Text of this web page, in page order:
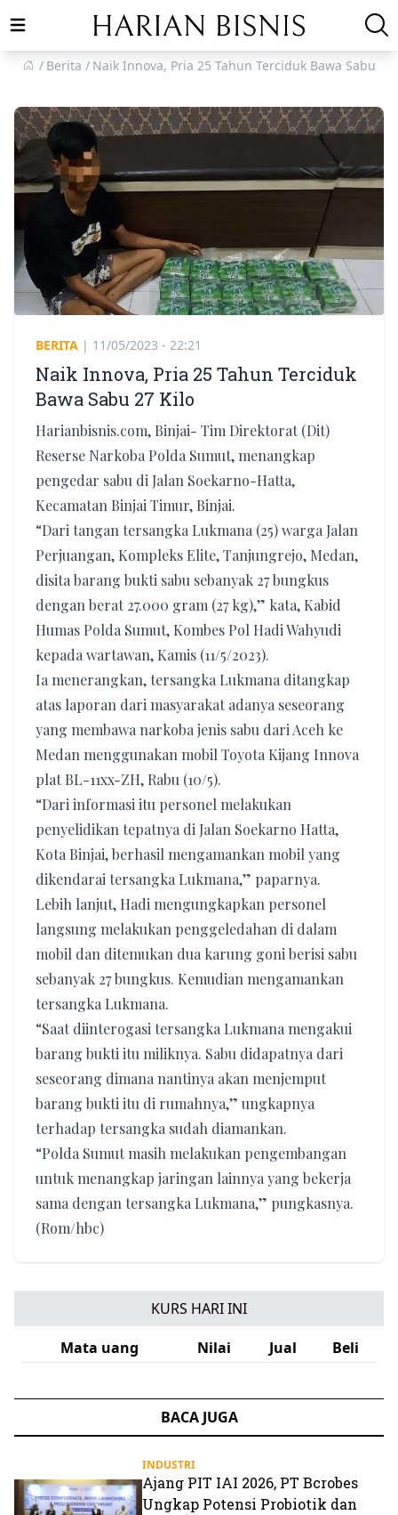
Open main menu
Berita
Naik Innova, Pria 25 Tahun Terciduk Bawa Sabu 27
BERITA | 11/05/2023 - 22:21
Naik Innova, Pria 25 Tahun Terciduk
Bawa Sabu 27 Kilo
Harianbisnis.com, Binjai- Tim Direktorat (Dit)
Reserse Narkoba Polda Sumut, menangkap
pengedar sabu di Jalan Soekarno-Hatta,
Kecamatan Binjai Timur, Binjai.
“Dari tangan tersangka Lukmana (25) warga Jalan
Perjuangan, Kompleks Elite, Tanjungrejo, Medan,
disita barang bukti sabu sebanyak 27 bungkus
dengan berat 27.000 gram (27 kg),” kata, Kabid
Humas Polda Sumut, Kombes Pol Hadi Wahyudi
kepada wartawan, Kamis (11/5/2023).
Ia menerangkan, tersangka Lukmana ditangkap
atas laporan dari masyarakat adanya seseorang
yang membawa narkoba jenis sabu dari Aceh ke
Medan menggunakan mobil Toyota Kijang Innova
plat BL-11xx-ZH, Rabu (10/5).
“Dari informasi itu personel melakukan
penyelidikan tepatnya di Jalan Soekarno Hatta,
Kota Binjai, berhasil mengamankan mobil yang
dikendarai tersangka Lukmana,” paparnya.
Lebih lanjut, Hadi mengungkapkan personel
langsung melakukan penggeledahan di dalam
mobil dan ditemukan dua karung goni berisi sabu
sebanyak 27 bungkus. Kemudian mengamankan
tersangka Lukmana.
“Saat diinterogasi tersangka Lukmana mengakui
barang bukti itu miliknya. Sabu didapatnya dari
seseorang dimana nantinya akan menjemput
barang bukti itu di rumahnya,” ungkapnya
terhadap tersangka sudah diamankan.
“Polda Sumut masih melakukan pengembangan
untuk menangkap jaringan lainnya yang bekerja
sama dengan tersangka Lukmana,” pungkasnya.
(Rom/hbc)
KURS HARI INI
Mata uang
Nilai Jual Beli
BACA JUGA
INDUSTRI
Ajang PIT IAI 2026, PT Bcrobes
Ungkap Potensi Probiotik dan